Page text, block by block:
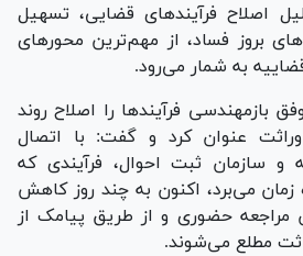
اصلاح فرآیند‌های قضایی، تسهیل
بروز فساد، از مهم‌ترین محور‌های
به شمار می‌رود.
بازمهندسی فرآیند‌ها را اصلاح روند
عنوان کرد و گفت: با اتصال
و سازمان ثبت احوال، فرآیندی که
می‌برد، اکنون به چند روز کاهش
مراجعه حضوری و از طریق پیامک از
مطلع می‌شوند.